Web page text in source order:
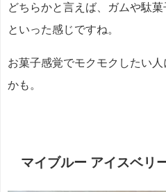
どちらかと言えば、ガムや駄
といった感じですね。
お菓子感覚でモクモクしたい
かも。
マイブルー アイスベリ